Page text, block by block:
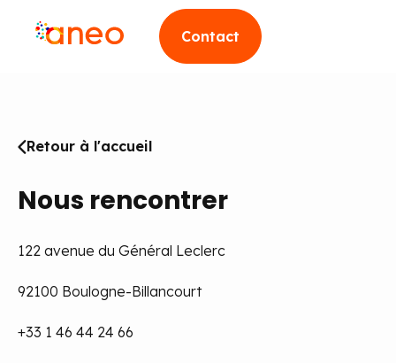
Contact
Retour à l'accueil
Nous rencontrer
122 avenue du Général Leclerc
92100 Boulogne-Billancourt
+33 1 46 44 24 66